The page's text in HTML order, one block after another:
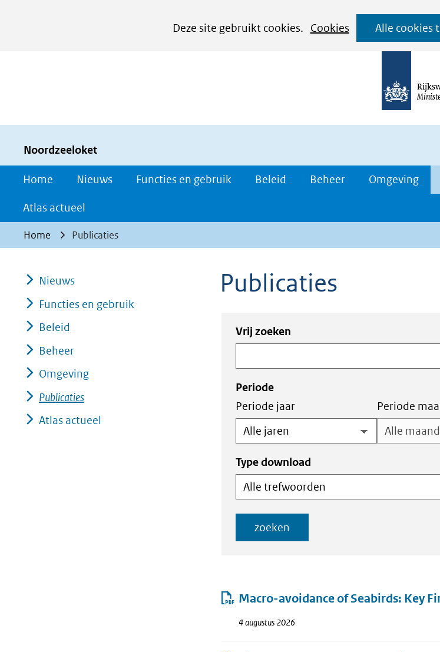
Deze site gebruikt cookies.
Cookies
van
cookies
op
deze
website
worden
toegestaan
geweigerd.
Alle cookies
Ga
naar
de
Noordzeeloket
Home Nieuws Functies en gebruik Beleid Beheer Omgeving
Atlas actueel
Home Publicaties
Publicaties
Zoeken
in
de
index
Zoeken
de
index
Vrij zoeken
Periode
Periode jaar
Periode
Type download
zoeken
Resultaten
Macro-avoidance of Seabirds: Key
4 augustus 2026
Nieuws
Functies en gebruik
Beleid
Beheer
Omgeving
Publicaties
Atlas actueel